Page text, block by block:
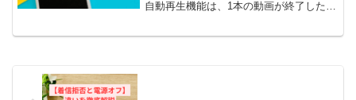
自動再生機能は、1本の動画が終了した際